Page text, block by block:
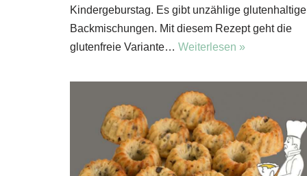
Kindergeburstag. Es gibt unzählige glutenhaltige
Backmischungen. Mit diesem Rezept geht die
glutenfreie Variante… Weiterlesen »